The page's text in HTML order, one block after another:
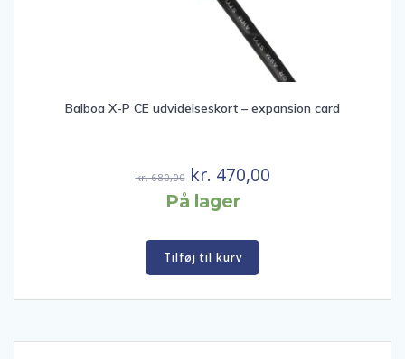
Balboa X-P CE udvidelseskort – expansion card
kr.680,00 Den
oprindelige
var:
kr. 680,00.
kr. 470,00Den
På lager
Tilføj til kurv